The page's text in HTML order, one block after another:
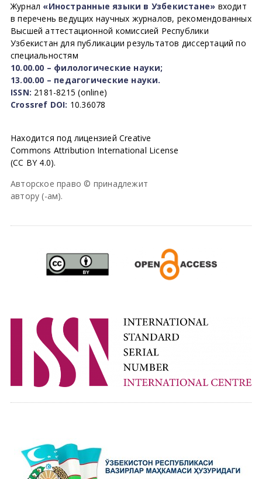
Журнал «Иностранные языки в Узбекистане» входит
в перечень ведущих научных журналов, рекомендованных
Высшей аттестационной комиссией Республики
Узбекистан для публикации результатов диссертаций по
специальностям
10.00.00 – филологические науки;
13.00.00 – педагогические науки.
ISSN: 2181-8215 (online)
Crossref DOI: 10.36078
Находится под лицензией Creative
Commons Attribution International License
(CC BY 4.0).
Авторское право © принадлежит
автору (-ам).